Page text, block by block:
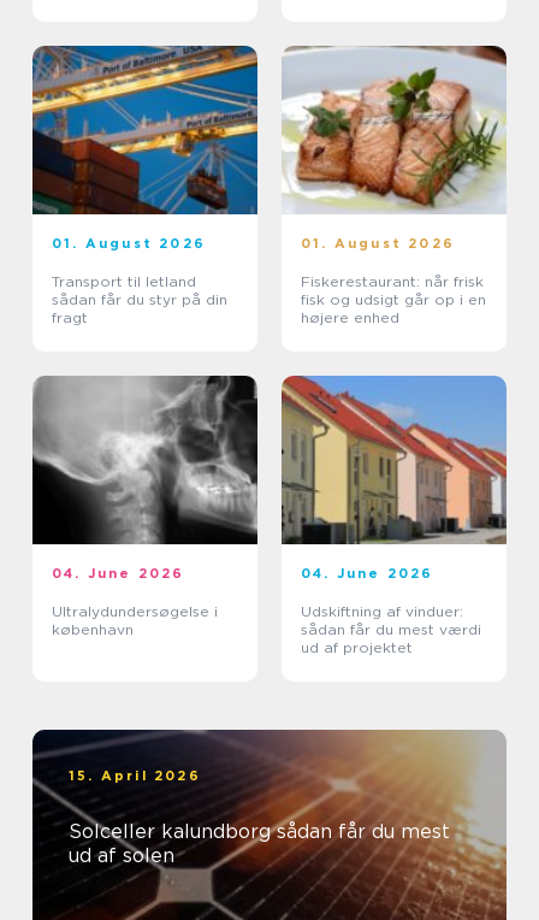
01. August 2026
Transport til letland
sådan får du styr på din
fragt
01. August 2026
Fiskerestaurant: når frisk
fisk og udsigt går op i en
højere enhed
04. June 2026
Ultralydundersøgelse i
københavn
04. June 2026
Udskiftning af vinduer:
sådan får du mest værdi
ud af projektet
15. April 2026
Solceller kalundborg sådan får du mest
ud af solen